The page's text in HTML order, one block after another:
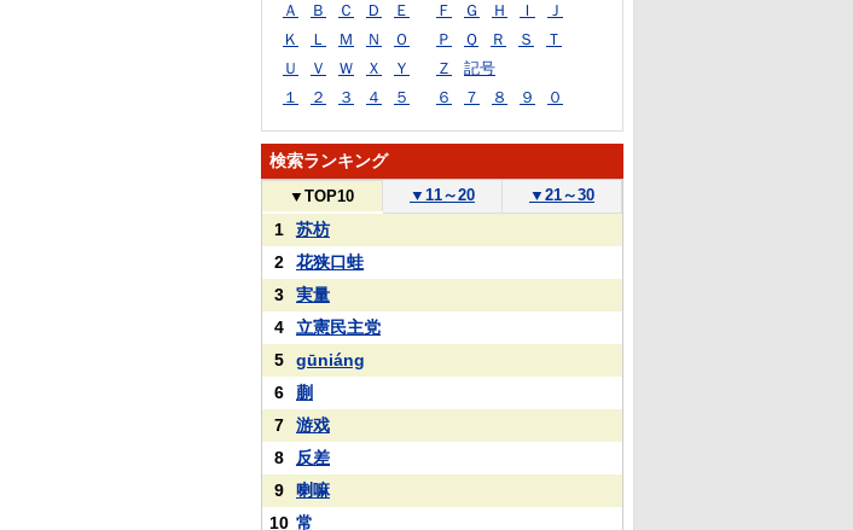
Ａ Ｂ Ｃ Ｄ Ｅ Ｆ Ｇ Ｈ Ｉ
Ｊ
Ｋ
Ｌ Ｍ Ｎ Ｏ Ｐ Ｑ Ｒ Ｓ
Ｔ
Ｕ
Ｖ Ｗ Ｘ Ｙ Ｚ
記号
１
２ ３ ４ ５ ６ ７ ８ ９ ０
検索ランキング
▼ TOP10 ▼ 11～20 ▼ 21～30
1
苏枋
2
花狭口蛙
3
実量
4
立憲民主党
5
gūniáng
6
蒯
7
游戏
8
反差
9
喇嘛
10 常